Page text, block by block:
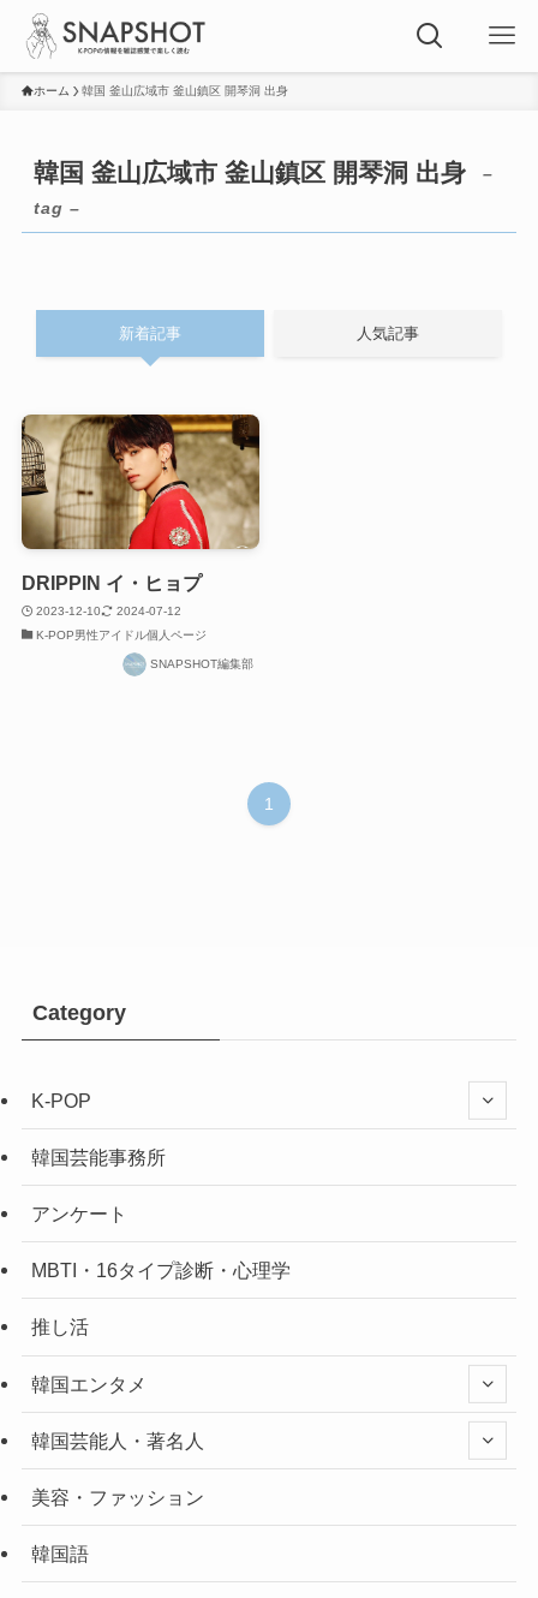
ホーム 韓国 釜山広域市 釜山鎮区 開琴洞 出身
韓国 釜山広域市 釜山鎮区 開琴洞 出身
–
tag –
新着記事 人気記事
DRIPPIN イ・ヒョプ
2023-12-10
2024-07-12
K-POP男性アイドル個人ページ
SNAPSHOT編集部
1
Category
K-POP
韓国芸能事務所
アンケート
MBTI・16タイプ診断・心理学
推し活
韓国エンタメ
韓国芸能人・著名人
美容・ファッション
韓国語